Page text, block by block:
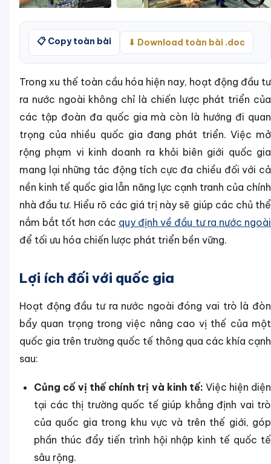
📋 Copy toàn bài ⬇ Download toàn bài .doc
Trong xu thế toàn cầu hóa hiện nay, hoạt động đầu tư
ra nước ngoài không chỉ là chiến lược phát triển của
các tập đoàn đa quốc gia mà còn là hướng đi quan
trọng của nhiều quốc gia đang phát triển. Việc mở
rộng phạm vi kinh doanh ra khỏi biên giới quốc gia
mang lại những tác động tích cực đa chiều đối với cả
nền kinh tế quốc gia lẫn năng lực cạnh tranh của chính
nhà đầu tư. Hiểu rõ các giá trị này sẽ giúp các chủ thể
nắm bắt tốt hơn các quy định về đầu tư ra nước ngoài
để tối ưu hóa chiến lược phát triển bền vững.
Lợi ích đối với quốc gia
Hoạt động đầu tư ra nước ngoài đóng vai trò là đòn
bẩy quan trọng trong việc nâng cao vị thế của một
quốc gia trên trường quốc tế thông qua các khía cạnh
sau:
Củng cố vị thế chính trị và kinh tế: Việc hiện diện
tại các thị trường quốc tế giúp khẳng định vai trò
của quốc gia trong khu vực và trên thế giới, góp
phần thúc đẩy tiến trình hội nhập kinh tế quốc tế
sâu rộng.